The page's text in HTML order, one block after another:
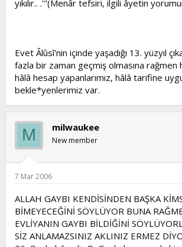
yıkılır.. .'"(Menâr tefsiri, ilgili âyetin
Evet Âlûsî'nin içinde yaşadığı 13. yüzyıl
fazla bir zaman geçmiş olmasına rağmen
hâlâ hesap yapanlarımız, hâlâ tarifine
bekle*yenlerimiz var.
M milwaukee
New member
7 Mar 2006
ALLAH GAYBI KENDİSİNDEN BAŞKA
BİMEYECEĞİNİ SÖYLÜYOR BUNA
EVLİYANIN GAYBI BİLDİĞİNİ
SİZ ANLAMAZSINIZ AKLINIZ ERMEZ